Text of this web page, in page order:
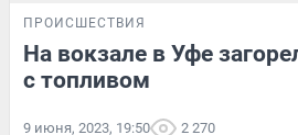
ПРОИСШЕСТВИЯ
На вокзале в Уфе
с топливом
9 июня, 2023, 19:50 2 270